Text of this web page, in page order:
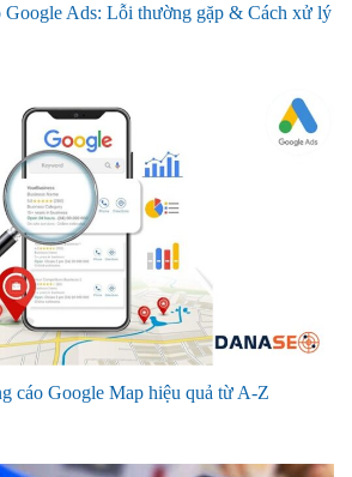
Google Ads: Lỗi thường gặp & Cách xử lý
cáo Google Map hiệu quả từ A-Z